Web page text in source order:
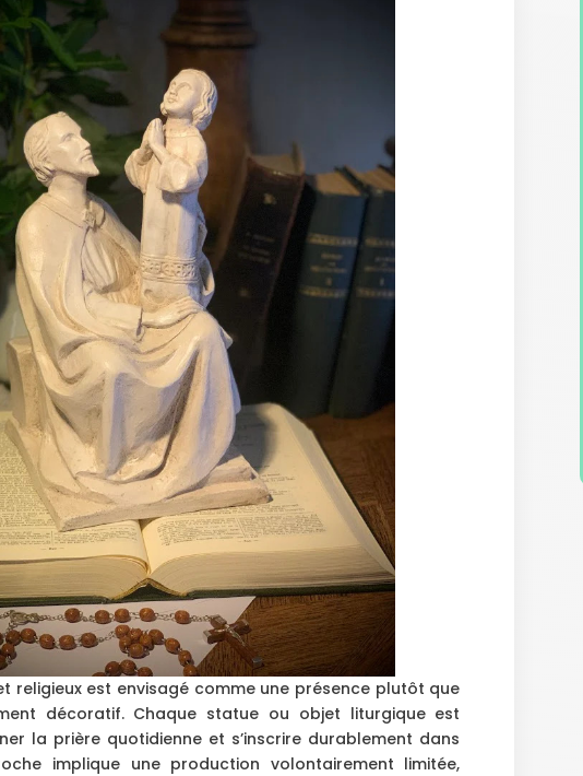
religieux est envisagé comme une présence plutôt que
décoratif. Chaque statue ou objet liturgique est
la prière quotidienne et s’inscrire durablement dans
implique une production volontairement limitée,